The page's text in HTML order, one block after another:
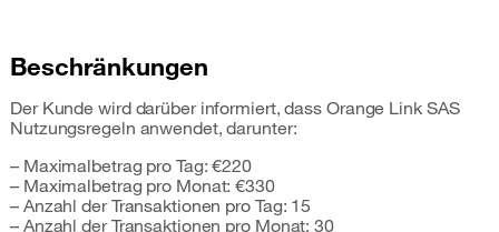
Beschränkungen
Der Kunde wird darüber informiert, dass Orange Link SAS
Nutzungsregeln anwendet, darunter:
– Maximalbetrag pro Tag: €220
– Maximalbetrag pro Monat: €330
– Anzahl der Transaktionen pro Tag: 15
– Anzahl der Transaktionen pro Monat: 30